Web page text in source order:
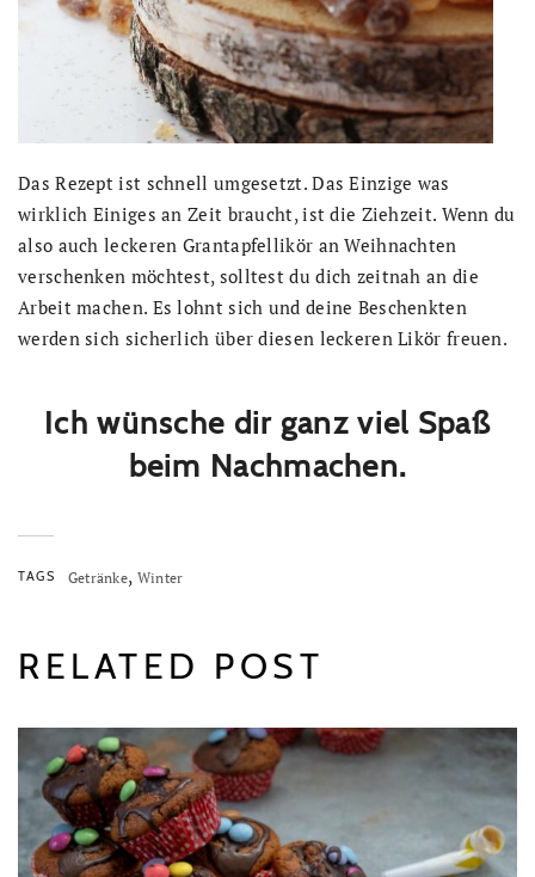
Das Rezept ist schnell umgesetzt. Das Einzige was
wirklich Einiges an Zeit braucht, ist die Ziehzeit. Wenn du
also auch leckeren Grantapfellikör an Weihnachten
verschenken möchtest, solltest du dich zeitnah an die
Arbeit machen. Es lohnt sich und deine Beschenkten
werden sich sicherlich über diesen leckeren Likör freuen.
Ich wünsche dir ganz viel Spaß
beim Nachmachen.
TAGS Getränke, Winter
RELATED POST